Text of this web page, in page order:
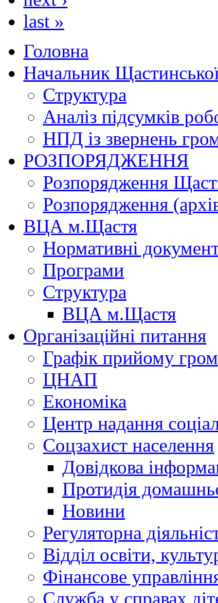
last »
Головна
Начальник
Структура
Аналіз підсумків
НПД із звернень
РОЗПОРЯДЖЕННЯ
Розпорядження
Розпорядження
ВЦА м.Щастя
Нормативні
Програми
Структура
ВЦА м.Щастя
Організаційні питання
Графік прийому
ЦНАП
Економіка
Центр надання
Соцзахист населення
Довідкова
Протидія
Новини
Регуляторна
Відділ освіти,
Фінансове
Служба у справах